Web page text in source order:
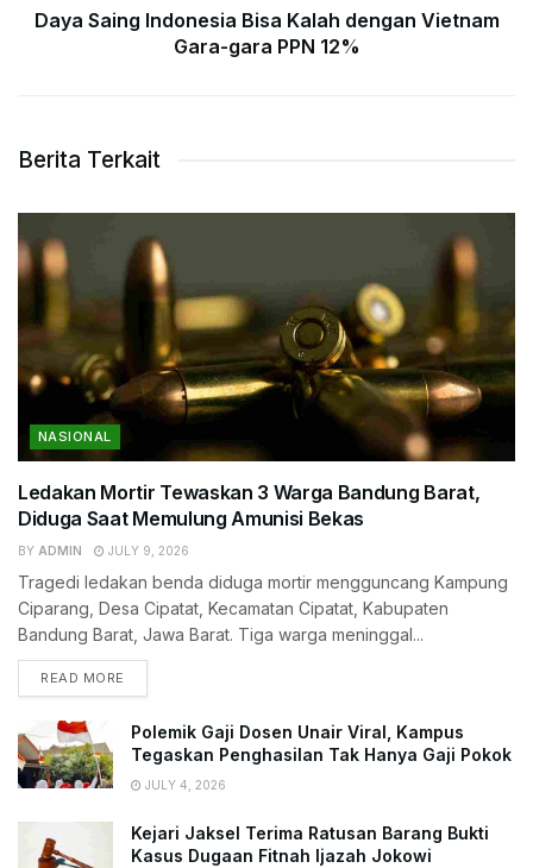
Daya Saing Indonesia Bisa Kalah dengan Vietnam
Gara-gara PPN 12%
Berita Terkait
NASIONAL
Ledakan Mortir Tewaskan 3 Warga Bandung Barat,
Diduga Saat Memulung Amunisi Bekas
BY ADMIN JULY 9, 2026
Tragedi ledakan benda diduga mortir mengguncang Kampung
Ciparang, Desa Cipatat, Kecamatan Cipatat, Kabupaten
Bandung Barat, Jawa Barat. Tiga warga meninggal...
READ MORE
Polemik Gaji Dosen Unair Viral, Kampus
Tegaskan Penghasilan Tak Hanya Gaji Pokok
JULY 4, 2026
Kejari Jaksel Terima Ratusan Barang Bukti
Kasus Dugaan Fitnah Ijazah Jokowi